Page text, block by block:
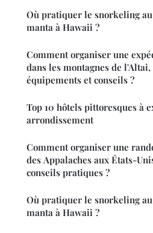
Où pratiquer le snorkeling
manta à Hawaii ?
Comment organiser une
dans les montagnes de
équipements et conseils ?
Top 10 hôtels pittoresques à
arrondissement
Comment organiser une
des Appalaches aux États-
conseils pratiques ?
Où pratiquer le snorkeling
manta à Hawaii ?